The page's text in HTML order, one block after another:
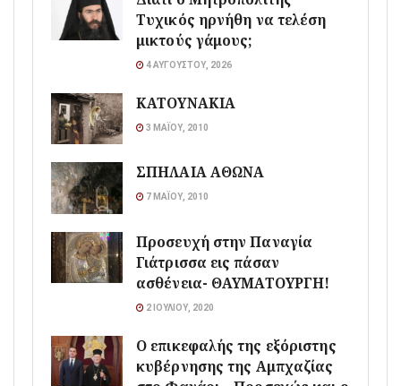
Τυχικός ηρνήθη να τελέση
μικτούς γάμους;
4 ΑΥΓΟΎΣΤΟΥ, 2026
ΚΑΤΟΥΝΑΚΙΑ
3 ΜΑΪ́ΟΥ, 2010
ΣΠΗΛΑΙΑ ΑΘΩΝΑ
7 ΜΑΪ́ΟΥ, 2010
Προσευχή στην Παναγία
Γιάτρισσα εις πάσαν
ασθένεια- ΘΑΥΜΑΤΟΥΡΓΗ!
2 ΙΟΥΛΊΟΥ, 2020
Ο επικεφαλής της εξόριστης
κυβέρνησης της Αμπχαζίας